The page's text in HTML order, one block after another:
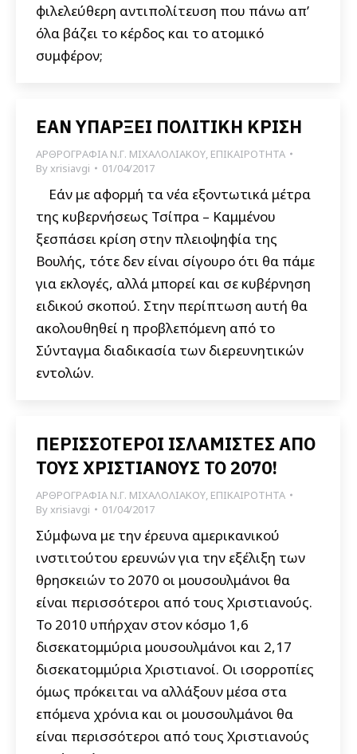
φιλελεύθερη αντιπολίτευση που πάνω απ’
όλα βάζει το κέρδος και το ατομικό
συμφέρον;
ΕΑΝ ΥΠΑΡΞΕΙ ΠΟΛΙΤΙΚΗ ΚΡΙΣΗ
ΑΡΘΡΟΓΡΑΦΙΑ Ν.Γ. ΜΙΧΑΛΟΛΙΑΚΟΥ, ΕΠΙΚΑΙΡΟΤΗΤΑ
Byxrisiavgi 01/04/2017
Εάν με αφορμή τα νέα εξοντωτικά μέτρα
της κυβερνήσεως Τσίπρα – Καμμένου
ξεσπάσει κρίση στην πλειοψηφία της
Βουλής, τότε δεν είναι σίγουρο ότι θα πάμε
για εκλογές, αλλά μπορεί και σε κυβέρνηση
ειδικού σκοπού. Στην περίπτωση αυτή θα
ακολουθηθεί η προβλεπόμενη από το
Σύνταγμα διαδικασία των διερευνητικών
εντολών.
ΠΕΡΙΣΣΟΤΕΡΟΙ ΙΣΛΑΜΙΣΤΕΣ ΑΠΟ
ΤΟΥΣ ΧΡΙΣΤΙΑΝΟΥΣ ΤΟ 2070!
ΑΡΘΡΟΓΡΑΦΙΑ Ν.Γ. ΜΙΧΑΛΟΛΙΑΚΟΥ, ΕΠΙΚΑΙΡΟΤΗΤΑ
Byxrisiavgi 01/04/2017
Σύμφωνα με την έρευνα αμερικανικού
ινστιτούτου ερευνών για την εξέλιξη των
θρησκειών το 2070 οι μουσουλμάνοι θα
είναι περισσότεροι από τους Χριστιανούς.
Το 2010 υπήρχαν στον κόσμο 1,6
δισεκατομμύρια μουσουλμάνοι και 2,17
δισεκατομμύρια Χριστιανοί. Οι ισορροπίες
όμως πρόκειται να αλλάξουν μέσα στα
επόμενα χρόνια και οι μουσουλμάνοι θα
είναι περισσότεροι από τους Χριστιανούς